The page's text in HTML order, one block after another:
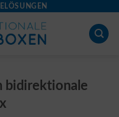
bidirektionale